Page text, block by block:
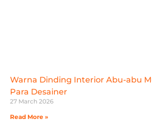
Warna Dinding Interior Abu-abu
Para Desainer
27 March 2026
Read More »